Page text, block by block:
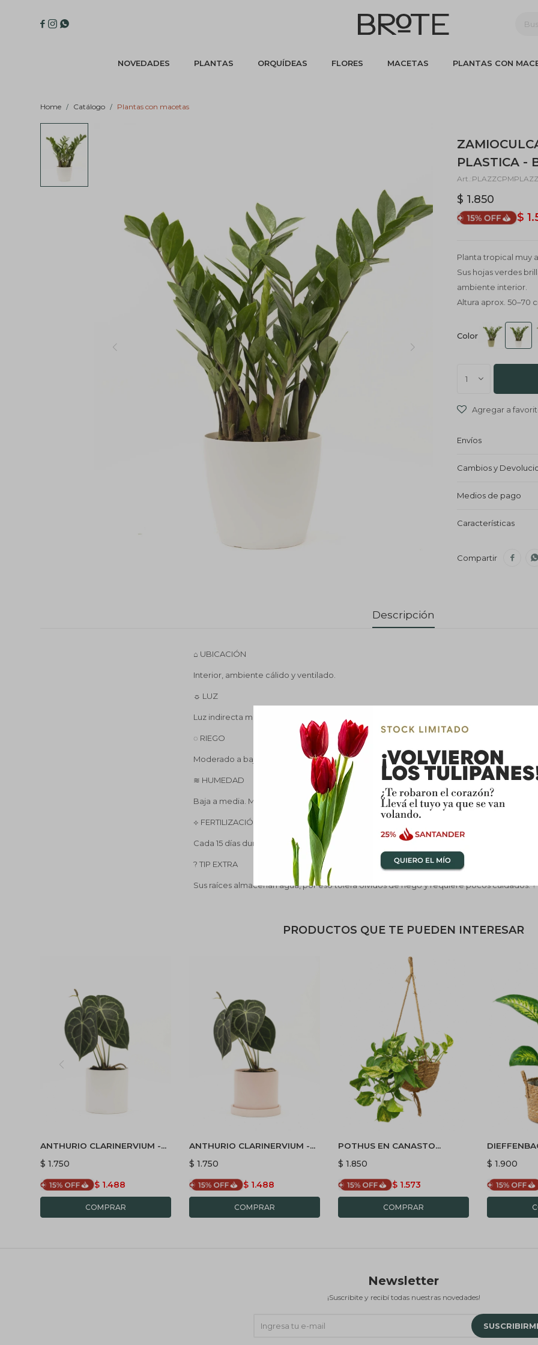
NOVEDADES PLANTAS ORQUÍDEAS FLORES MACETAS PLANTAS CON
  
Home Catálogo Plantas con macetas
PLASTICA -
$ 1.850
$
Planta tropical muy
Sus hojas verdes
ambiente interior.
Altura aprox. 50–70
Color
1
Envíos
Cambios y
Medios de pago
Características
 
Descripción
⌂ UBICACIÓN
Interior, ambiente cálido y ventilado.
☼ LUZ
Luz indirecta media a brillante, aunque también se adapta a poca luz.
◌ RIEGO
Moderado a bajo. Regar únicamente cuando el sustrato esté seco. Evitar
≋ HUMEDAD
Baja a media. Muy adaptable a ambientes interiores.
⟡ FERTILIZACIÓN
Cada 15 días durante primavera y verano o con fertilizante de liberación lenta anual.
? TIP EXTRA
Sus raíces almacenan agua, por eso tolera olvidos de riego y requiere pocos cuidados. ?
PRODUCTOS QUE TE PUEDEN INTERESAR
ANTHURIO CLARINERVIUM -
CON PORTA MACETA
BLANCO
$ 1.750
$ 1.488
ANTHURIO CLARINERVIUM -
CON MACETA CERAMICA Y
PLATO ROSA
$ 1.750
$ 1.488
POTHUS EN CANASTO
COLGANTE
$ 1.850
$ 1.573
$ 1.900
Newsletter
¡Suscribite y recibí todas nuestras novedades!